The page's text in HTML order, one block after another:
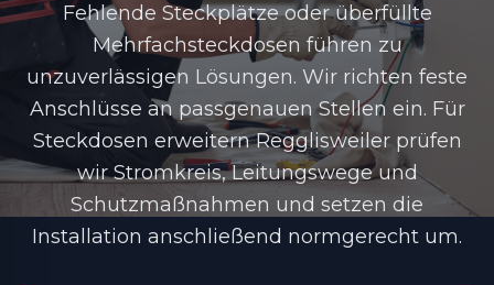
Fehlende Steckplätze oder überfüllte
Mehrfachsteckdosen führen zu
unzuverlässigen Lösungen. Wir richten feste
Anschlüsse an passgenauen Stellen ein. Für
Steckdosen erweitern Regglisweiler prüfen
wir Stromkreis, Leitungswege und
Schutzmaßnahmen und setzen die
Installation anschließend normgerecht um.